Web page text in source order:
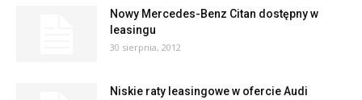
Nowy Mercedes-Benz Citan dostępny w
leasingu
30 sierpnia, 2012
Niskie raty leasingowe w ofercie Audi